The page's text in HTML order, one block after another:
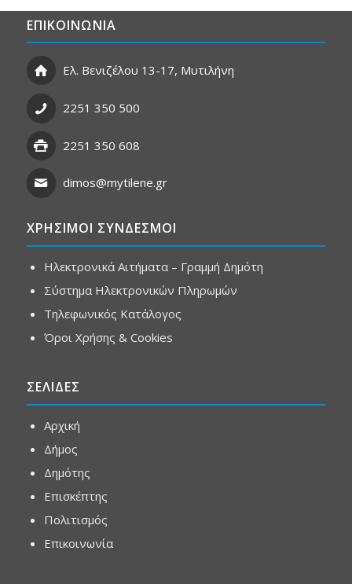
ΕΠΙΚΟΙΝΩΝΙΑ
Ελ. Βενιζέλου 13-17, Μυτιλήνη
2251 350 500
2251 350 608
dimos@mytilene.gr
ΧΡΗΣΙΜΟΙ ΣΥΝΔΕΣΜΟΙ
Ηλεκτρονικά Αιτήματα – Γραμμή Δημότη
Σύστημα Ηλεκτρονικών Πληρωμών
Τηλεφωνικός Κατάλογος
Όροι Χρήσης & Cookies
ΣΕΛΙΔΕΣ
Αρχική
Δήμος
Δημότης
Επισκέπτης
Πολιτισμός
Επικοινωνία